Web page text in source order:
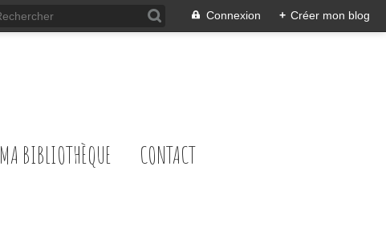
Connexion + Créer mon blog
MA BIBLIOTHÈQUE CONTACT